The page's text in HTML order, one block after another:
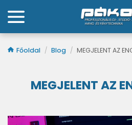
Főoldal / Blog / MEGJELENT AZ
MEGJELENT AZ